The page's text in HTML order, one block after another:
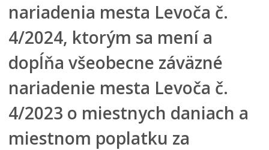
Transparentné mesto
Program hospodárskeho a sociálneho rozvoja mesta
Levoča
Stratégia cestovného ruchu v okrese Levoča 2021 – 2027
Priemyselná zóna
pomerov verejného funkcionára
nariadenia mesta Levoča č.
4/2024, ktorým sa mení a
dopĺňa všeobecne záväzné
nariadenie mesta Levoča č.
4/2023 o miestnych daniach a
miestnom poplatku za